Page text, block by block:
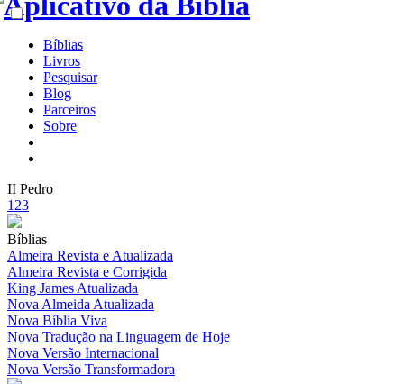
Bíblias
Livros
Pesquisar
Blog
Parceiros
Sobre
II Pedro
1 23
Bíblias
Almeira Revista e Atualizada
Almeira Revista e Corrigida
King James Atualizada
Nova Almeida Atualizada
Nova Bíblia Viva
Nova Tradução na Linguagem de Hoje
Nova Versão Internacional
Nova Versão Transformadora